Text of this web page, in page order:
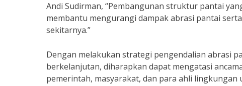
Andi Sudirman, “Pembangunan struktur pantai
membantu mengurangi dampak abrasi pantai
sekitarnya.”
Dengan melakukan strategi pengendalian abrasi
berkelanjutan, diharapkan dapat mengatasi
pemerintah, masyarakat, dan para ahli